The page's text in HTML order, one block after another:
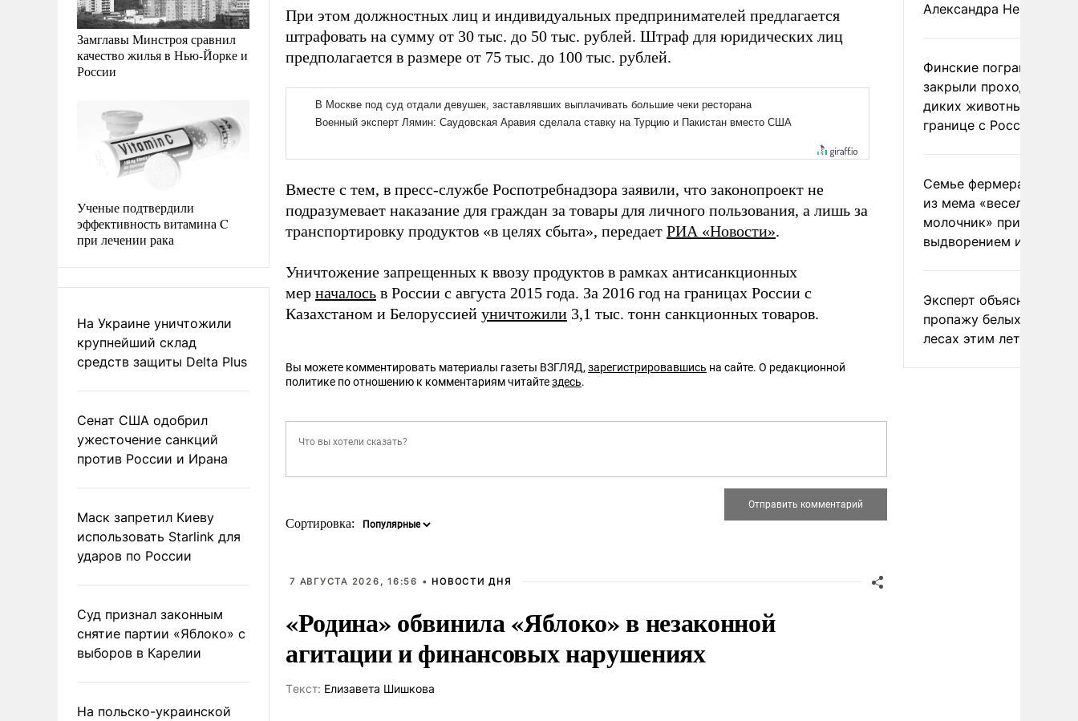
Замглавы Минстроя сравнил
качество жилья в Нью-Йорке и
России
Ученые подтвердили
эффективность витамина C
при лечении рака
На Украине уничтожили
крупнейший склад
средств защиты Delta Plus
Сенат США одобрил
ужесточение санкций
против России и Ирана
Маск запретил Киеву
использовать Starlink для
ударов по России
Суд признал законным
снятие партии «Яблоко» с
выборов в Карелии
На польско-украинской
При этом должностных лиц и индивидуальных предпринимателей предлагается
штрафовать на сумму от 30 тыс. до 50 тыс. рублей. Штраф для юридических лиц
предполагается в размере от 75 тыс. до 100 тыс. рублей.
Вместе с тем, в пресс-службе Роспотребнадзора заявили, что законопроект не
подразумевает наказание для граждан за товары для личного пользования, а лишь за
транспортировку продуктов «в целях сбыта», передает РИА «Новости».
Уничтожение запрещенных к ввозу продуктов в рамках антисанкционных
мер началось в России с августа 2015 года. За 2016 год на границах России с
Казахстаном и Белоруссией уничтожили 3,1 тыс. тонн санкционных товаров.
Вы можете комментировать материалы газеты ВЗГЛЯД, зарегистрировавшись на сайте. О редакционной
политике по отношению к комментариям читайтездесь.
Сортировка:
7 АВГУСТА 2026, 16:56 • НОВОСТИ ДНЯ
«Родина» обвинила «Яблоко» в незаконной
агитации и финансовых нарушениях
Tекст: Елизавета Шишкова
Александра Невзорова
Финские пограничники
закрыли проходы для
диких животных на
границе с Россией
Семье фермера
из мема «веселый
молочник» пригрозили
выдворением из
Эксперт объяснил
пропажу белых грибов
лесах этим летом